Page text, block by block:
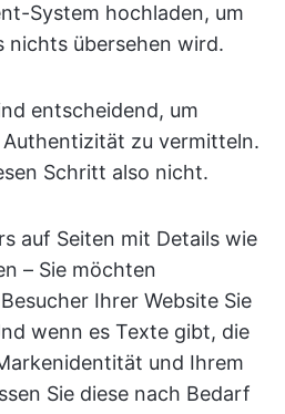
System hochladen, um
nichts übersehen wird.
entscheidend, um
zu vermitteln.
Schritt also nicht.
auf Seiten mit Details wie
– Sie möchten
Ihrer Website Sie
wenn es Texte gibt, die
und Ihrem
Sie diese nach Bedarf